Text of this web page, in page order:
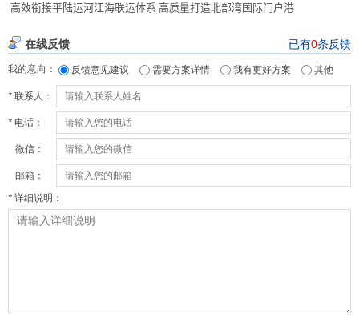
高效衔接平陆运河江海联运体系 高质量打造北部湾国际门户港